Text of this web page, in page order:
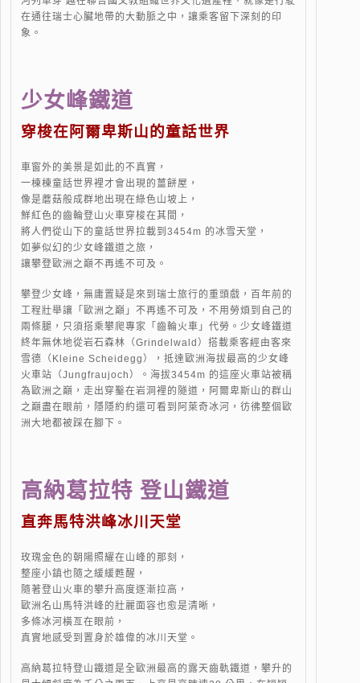
在通往瑞士心臟地帶的大動脈之中，讓乘客留下深刻的印
象。
少女峰鐵道
穿梭在阿爾卑斯山的童話世界
車窗外的美景是如此的不真實，
一棟棟童話世界裡才會出現的薑餅屋，
像是蘑菇般成群地出現在綠色山坡上，
鮮紅色的齒輪登山火車穿梭在其間，
將人們從山下的童話世界拉載到3454m 的冰雪天堂，
如夢似幻的少女峰鐵道之旅，
讓攀登歐洲之巔不再遙不可及。
攀登少女峰，無庸置疑是來到瑞士旅行的重頭戲，百年前的
工程壯舉讓「歐洲之巔」不再遙不可及，不用勞煩到自己的
兩條腿，只須搭乘攀爬專家「齒輪火車」代勞。少女峰鐵道
終年無休地從岩石森林（Grindelwald）搭載乘客經由客來
雪德（Kleine Scheidegg），抵達歐洲海拔最高的少女峰
火車站（Jungfraujoch）。海拔3454m 的這座火車站被稱
為歐洲之巔，走出穿鑿在岩洞裡的隧道，阿爾卑斯山的群山
之巔盡在眼前，隱隱約約還可看到阿萊奇冰河，彷彿整個歐
洲大地都被踩在腳下。
高納葛拉特 登山鐵道
直奔馬特洪峰冰川天堂
玫瑰金色的朝陽照耀在山峰的那刻，
整座小鎮也隨之緩緩甦醒，
隨著登山火車的攀升高度逐漸拉高，
歐洲名山馬特洪峰的壯麗面容也愈是清晰，
多條冰河橫亙在眼前，
真實地感受到置身於雄偉的冰川天堂。
高納葛拉特登山鐵道是全歐洲最高的露天齒軌鐵道，攀升的